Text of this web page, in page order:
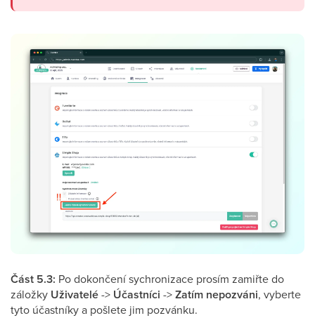
Část 5.3: Po dokončení sychronizace prosím zamiřte do
záložky Uživatelé-> Účastníci ->Zatím nepozváni, vyberte
tyto účastníky a pošlete jim pozvánku.